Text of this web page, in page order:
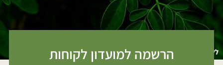
הרשמה למועדון לקוחות